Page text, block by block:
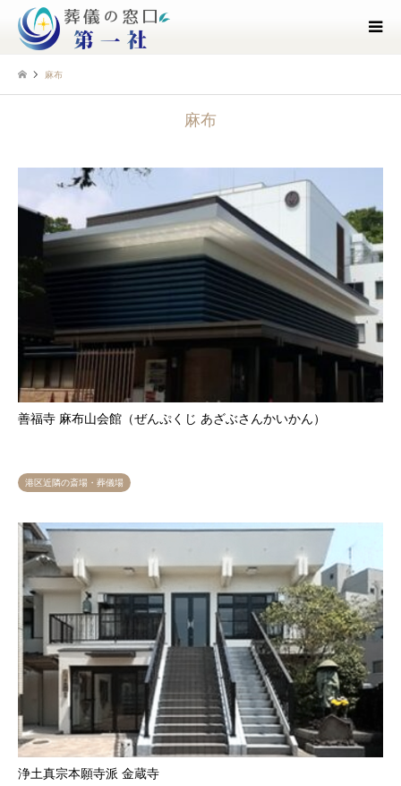
麻布
麻布
善福寺 麻布山会館（ぜんぷくじ あざぶさんかいかん）
港区近隣の斎場・葬儀場
浄土真宗本願寺派 金蔵寺